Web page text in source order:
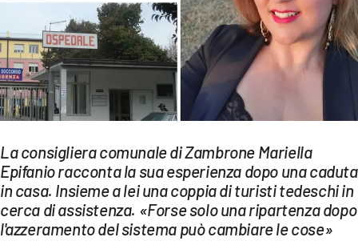
SPORT
Streaming
LAC TV
LAC ONAIR
LaC
Network
La consigliera comunale di Zambrone Mariella
Epifanio racconta la sua esperienza dopo una caduta
in casa. Insieme a lei una coppia di turisti tedeschi in
cerca di assistenza. «Forse solo una ripartenza dopo
l'azzeramento del sistema può cambiare le cose»